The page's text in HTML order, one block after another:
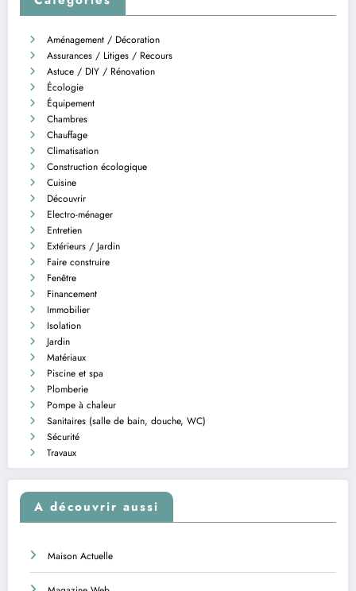
Aménagement / Décoration
Assurances / Litiges / Recours
Astuce / DIY / Rénovation
Écologie
Équipement
Chambres
Chauffage
Climatisation
Construction écologique
Cuisine
Découvrir
Electro-ménager
Entretien
Extérieurs / Jardin
Faire construire
Fenêtre
Financement
Immobilier
Isolation
Jardin
Matériaux
Piscine et spa
Plomberie
Pompe à chaleur
Sanitaires (salle de bain, douche, WC)
Sécurité
Travaux
A découvrir aussi
Maison Actuelle